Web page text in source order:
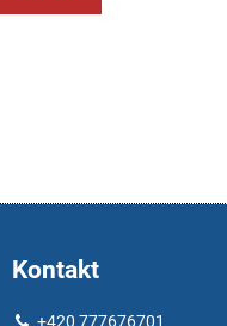
Kontakt
+420 777676701